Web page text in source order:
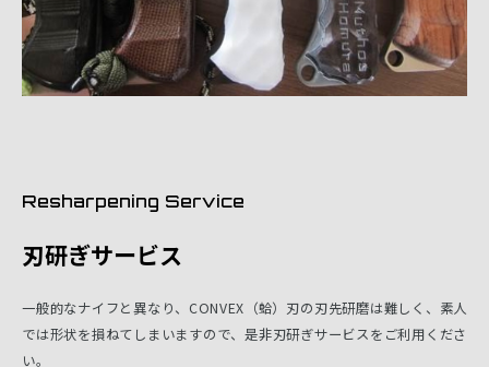
Resharpening Service
刃研ぎサービス
一般的なナイフと異なり、CONVEX（蛤）刃の刃先研磨は難しく、素人
では形状を損ねてしまいますので、是非刃研ぎサービスをご利用くださ
い。